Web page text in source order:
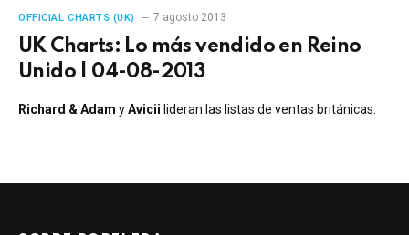
OFFICIAL CHARTS (UK) 7 agosto 2013
UK Charts: Lo más vendido en Reino
Unido | 04-08-2013
Richard & Adam yAvicii lideran las listas de ventas británicas.